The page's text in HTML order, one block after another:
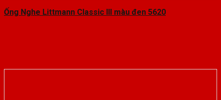
Ống Nghe Littmann Classic III màu đen 5620